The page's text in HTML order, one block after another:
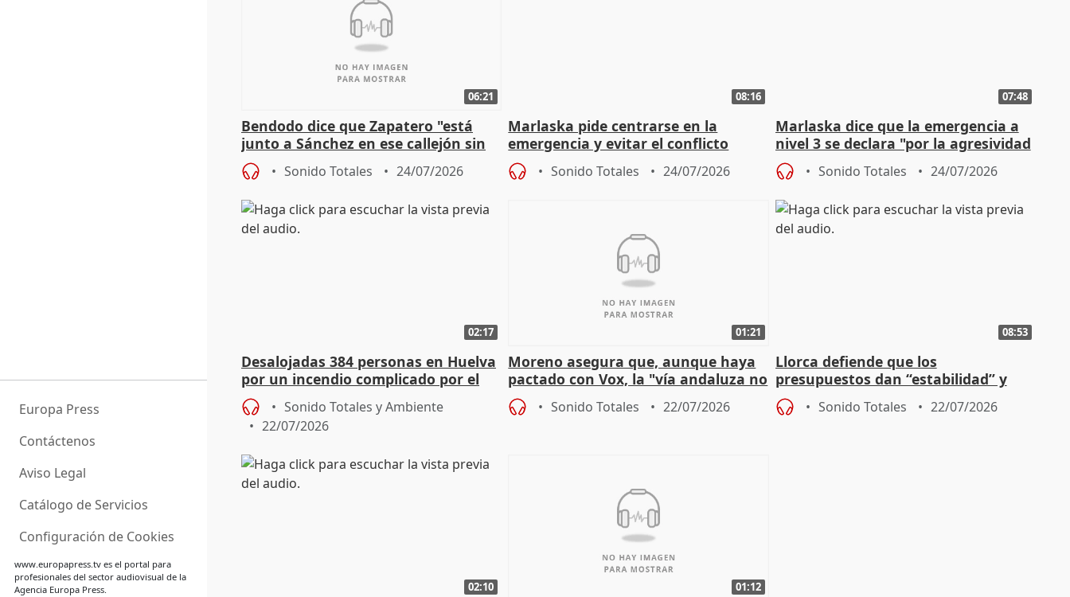
Europa Press
Contáctenos
Aviso Legal
Catálogo de Servicios
Configuración de Cookies
www.europapress.tves el portal para
profesionales del sector audiovisual de la
Agencia Europa Press.
06:21
Bendodo dice que Zapatero "está
junto a Sánchez en ese callejón sin
salida
Sonido Totales 24/07/2026
08:16
Marlaska pide centrarse en la
emergencia y evitar el conflicto
político
Sonido Totales 24/07/2026
07:48
Marlaska dice que la emergencia a
nivel 3 se declara "por la agresividad
de los incendios"
Sonido Totales 24/07/2026
02:17
Desalojadas 384 personas en Huelva
por un incendio complicado por el
viento
Sonido Totales y Ambiente
22/07/2026
01:21
Moreno asegura que, aunque haya
pactado con Vox, la "vía andaluza no
ha muerto" ni él va a "cambiar"
Sonido Totales 22/07/2026
08:53
Llorca defiende que los
presupuestos dan “estabilidad” y
dice que no ha hablado con Feijóo
Sonido Totales 22/07/2026
02:10 01:12